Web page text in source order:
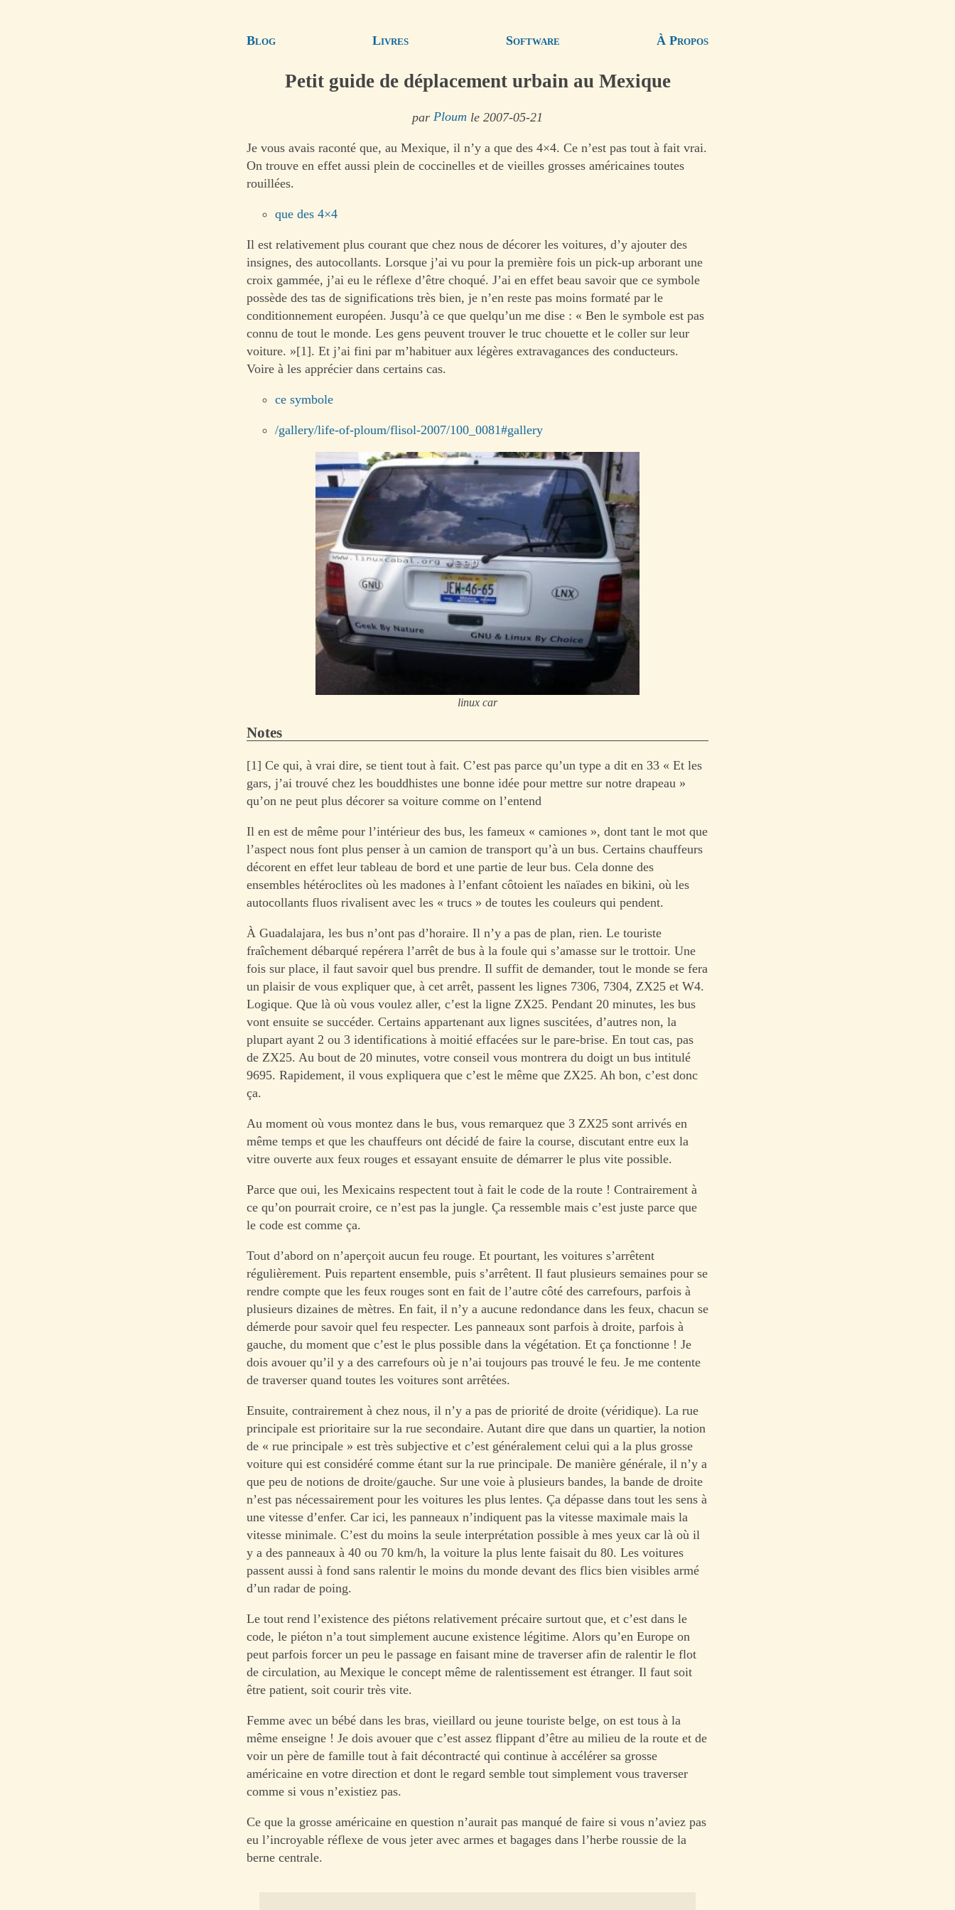
Blog Livres Software À Propos
Petit guide de déplacement urbain au Mexique
par Ploum le 2007-05-21
Je vous avais raconté que, au Mexique, il n’y a que des 4×4. Ce n’est pas tout à fait vrai.
On trouve en effet aussi plein de coccinelles et de vieilles grosses américaines toutes
rouillées.
que des 4×4
Il est relativement plus courant que chez nous de décorer les voitures, d’y ajouter des
insignes, des autocollants. Lorsque j’ai vu pour la première fois un pick-up arborant une
croix gammée, j’ai eu le réflexe d’être choqué. J’ai en effet beau savoir que ce symbole
possède des tas de significations très bien, je n’en reste pas moins formaté par le
conditionnement européen. Jusqu’à ce que quelqu’un me dise : « Ben le symbole est pas
connu de tout le monde. Les gens peuvent trouver le truc chouette et le coller sur leur
voiture. »[1]. Et j’ai fini par m’habituer aux légères extravagances des conducteurs.
Voire à les apprécier dans certains cas.
ce symbole
/gallery/life-of-ploum/flisol-2007/100_0081#gallery
linux car
Notes
[1] Ce qui, à vrai dire, se tient tout à fait. C’est pas parce qu’un type a dit en 33 « Et les
gars, j’ai trouvé chez les bouddhistes une bonne idée pour mettre sur notre drapeau »
qu’on ne peut plus décorer sa voiture comme on l’entend
Il en est de même pour l’intérieur des bus, les fameux « camiones », dont tant le mot que
l’aspect nous font plus penser à un camion de transport qu’à un bus. Certains chauffeurs
décorent en effet leur tableau de bord et une partie de leur bus. Cela donne des
ensembles hétéroclites où les madones à l’enfant côtoient les naïades en bikini, où les
autocollants fluos rivalisent avec les « trucs » de toutes les couleurs qui pendent.
À Guadalajara, les bus n’ont pas d’horaire. Il n’y a pas de plan, rien. Le touriste
fraîchement débarqué repérera l’arrêt de bus à la foule qui s’amasse sur le trottoir. Une
fois sur place, il faut savoir quel bus prendre. Il suffit de demander, tout le monde se fera
un plaisir de vous expliquer que, à cet arrêt, passent les lignes 7306, 7304, ZX25 et W4.
Logique. Que là où vous voulez aller, c’est la ligne ZX25. Pendant 20 minutes, les bus
vont ensuite se succéder. Certains appartenant aux lignes suscitées, d’autres non, la
plupart ayant 2 ou 3 identifications à moitié effacées sur le pare-brise. En tout cas, pas
de ZX25. Au bout de 20 minutes, votre conseil vous montrera du doigt un bus intitulé
9695. Rapidement, il vous expliquera que c’est le même que ZX25. Ah bon, c’est donc
ça.
Au moment où vous montez dans le bus, vous remarquez que 3 ZX25 sont arrivés en
même temps et que les chauffeurs ont décidé de faire la course, discutant entre eux la
vitre ouverte aux feux rouges et essayant ensuite de démarrer le plus vite possible.
Parce que oui, les Mexicains respectent tout à fait le code de la route ! Contrairement à
ce qu’on pourrait croire, ce n’est pas la jungle. Ça ressemble mais c’est juste parce que
le code est comme ça.
Tout d’abord on n’aperçoit aucun feu rouge. Et pourtant, les voitures s’arrêtent
régulièrement. Puis repartent ensemble, puis s’arrêtent. Il faut plusieurs semaines pour se
rendre compte que les feux rouges sont en fait de l’autre côté des carrefours, parfois à
plusieurs dizaines de mètres. En fait, il n’y a aucune redondance dans les feux, chacun se
démerde pour savoir quel feu respecter. Les panneaux sont parfois à droite, parfois à
gauche, du moment que c’est le plus possible dans la végétation. Et ça fonctionne ! Je
dois avouer qu’il y a des carrefours où je n’ai toujours pas trouvé le feu. Je me contente
de traverser quand toutes les voitures sont arrêtées.
Ensuite, contrairement à chez nous, il n’y a pas de priorité de droite (véridique). La rue
principale est prioritaire sur la rue secondaire. Autant dire que dans un quartier, la notion
de « rue principale » est très subjective et c’est généralement celui qui a la plus grosse
voiture qui est considéré comme étant sur la rue principale. De manière générale, il n’y a
que peu de notions de droite/gauche. Sur une voie à plusieurs bandes, la bande de droite
n’est pas nécessairement pour les voitures les plus lentes. Ça dépasse dans tout les sens à
une vitesse d’enfer. Car ici, les panneaux n’indiquent pas la vitesse maximale mais la
vitesse minimale. C’est du moins la seule interprétation possible à mes yeux car là où il
y a des panneaux à 40 ou 70 km/h, la voiture la plus lente faisait du 80. Les voitures
passent aussi à fond sans ralentir le moins du monde devant des flics bien visibles armé
d’un radar de poing.
Le tout rend l’existence des piétons relativement précaire surtout que, et c’est dans le
code, le piéton n’a tout simplement aucune existence légitime. Alors qu’en Europe on
peut parfois forcer un peu le passage en faisant mine de traverser afin de ralentir le flot
de circulation, au Mexique le concept même de ralentissement est étranger. Il faut soit
être patient, soit courir très vite.
Femme avec un bébé dans les bras, vieillard ou jeune touriste belge, on est tous à la
même enseigne ! Je dois avouer que c’est assez flippant d’être au milieu de la route et de
voir un père de famille tout à fait décontracté qui continue à accélérer sa grosse
américaine en votre direction et dont le regard semble tout simplement vous traverser
comme si vous n’existiez pas.
Ce que la grosse américaine en question n’aurait pas manqué de faire si vous n’aviez pas
eu l’incroyable réflexe de vous jeter avec armes et bagages dans l’herbe roussie de la
berne centrale.